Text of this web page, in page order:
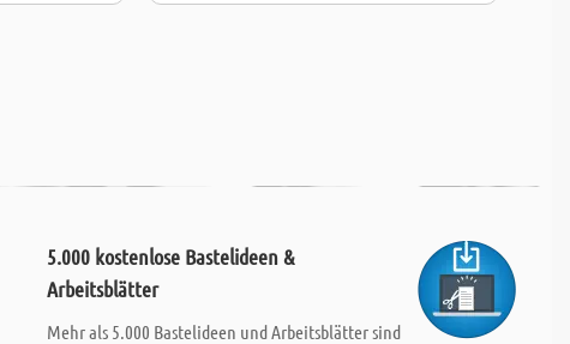
5.000 kostenlose Bastelideen &
Arbeitsblätter
Mehr als 5.000 Bastelideen und Arbeitsblätter sind